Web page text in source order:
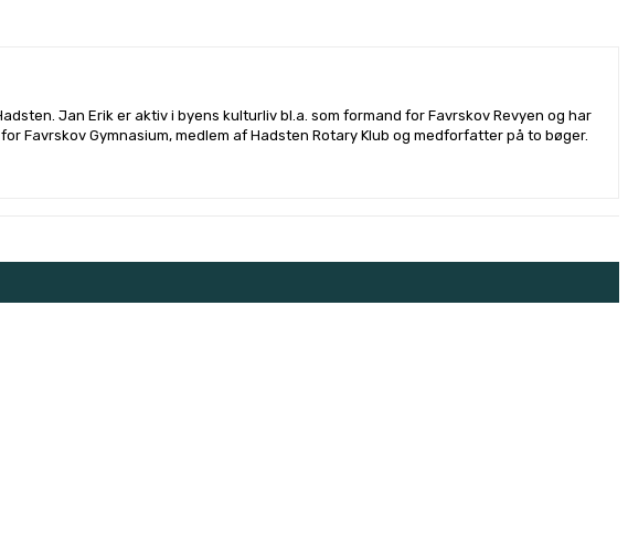
Jan Erik er aktiv i byens kulturliv bl.a. som formand for Favrskov Revyen og har
Gymnasium, medlem af Hadsten Rotary Klub og medforfatter på to bøger.